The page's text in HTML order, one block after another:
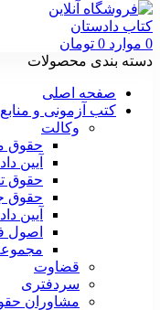
0 موارد 0 تومان
دسته بندی محصولات
صفحه اصلی
کتب آزمونی و
وکالت
حقوق
آیین
حقوق
حقوق
آیین
اصول
قضاوت
سردفتری
مشاوران